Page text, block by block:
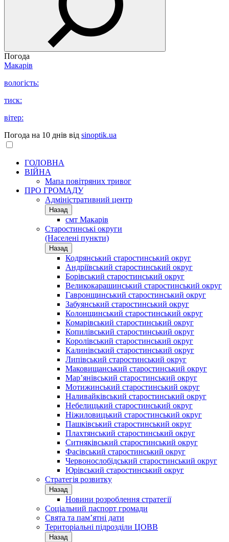
Погода
Макарів
вологість:
тиск:
вітер:
Погода на 10 днів від sinoptik.ua
ГОЛОВНА
ВІЙНА
Мапа повітряних тривог
ПРО ГРОМАДУ
Aдміністративний центр
Назад
смт Макарів
Старостинські округи
(Населені пункти)
Назад
Кодрянський старостинський округ
Андріївський старостинський округ
Борівський старостинський округ
Великокарашинський старостинський округ
Гавронщинський старостинський округ
Забуянський старостинський округ
Колонщинський старостинський округ
Комарівський старостинський округ
Копилівський старостинський округ
Королівський старостинський округ
Калинівський старостинський округ
Липівський старостинський округ
Маковищанський старостинський округ
Мар’янівський старостинський округ
Мотижинський старостинський округ
Наливайківський старостинський округ
Небелицький старостинський округ
Ніжиловицький старостинський округ
Пашківський старостинський округ
Плахтянський старостинський округ
Ситняківський старостинський округ
Фасівський старостинський округ
Червонослобідський старостинський округ
Юрівський старостинський округ
Стратегія розвитку
Назад
Новини розроблення стратегії
Соціальний паспорт громади
Свята та пам’ятні дати
Територіальні підрозділи ЦОВВ
Назад